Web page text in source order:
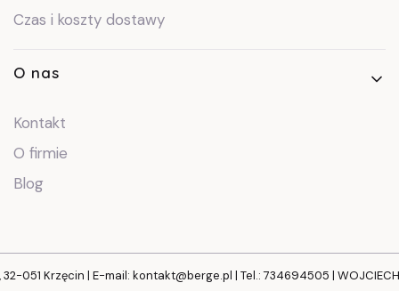
Czas i koszty dostawy
O nas
Kontakt
O firmie
Blog
051 Krzęcin | E-mail: kontakt@berge.pl | Tel.: 734694505 | WOJCIECH